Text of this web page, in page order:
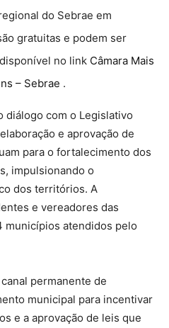
do Sebrae em
gratuitas e podem ser
no link Câmara Mais
– Sebrae .
diálogo com o Legislativo
e aprovação de
para o fortalecimento dos
impulsionando o
dos territórios. A
e vereadores das
municípios atendidos pelo
permanente de
municipal para incentivar
e a aprovação de leis que